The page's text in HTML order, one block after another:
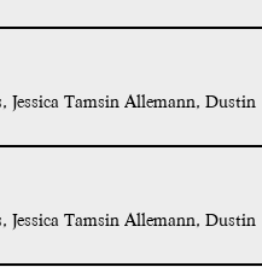
Jessica Tamsin Allemann, Dustin
Jessica Tamsin Allemann, Dustin